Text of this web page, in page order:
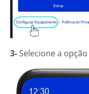
3-Selecione a opção